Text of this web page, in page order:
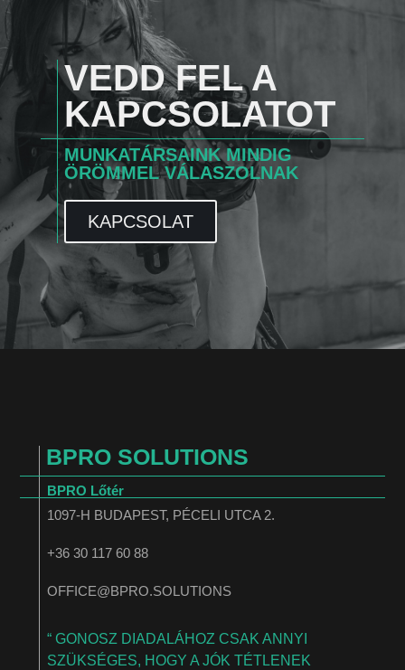
VEDD FEL A
KAPCSOLATOT
MUNKATÁRSAINK MINDIG
ÖRÖMMEL VÁLASZOLNAK
KAPCSOLAT
BPRO SOLUTIONS
BPRO Lőtér
1097-H BUDAPEST, PÉCELI UTCA 2.
+36 30 117 60 88
OFFICE@BPRO.SOLUTIONS
“ GONOSZ DIADALÁHOZ CSAK ANNYI
SZÜKSÉGES, HOGY A JÓK TÉTLENEK